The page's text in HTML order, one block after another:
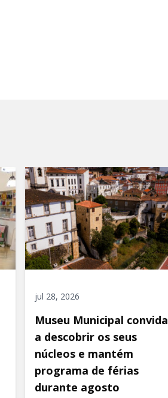
jul 28, 2026
Museu Municipal convida
a descobrir os seus
núcleos e mantém
programa de férias
durante agosto